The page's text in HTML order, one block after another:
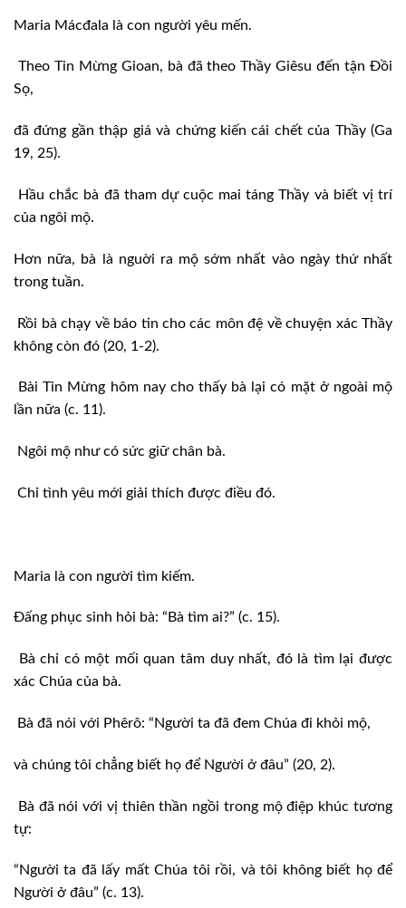
Maria Mácđala là con người yêu mến.
Theo Tin Mừng Gioan, bà đã theo Thầy Giêsu đến tận Đồi
Sọ,
đã đứng gần thập giá và chứng kiến cái chết của Thầy (Ga
19, 25).
Hầu chắc bà đã tham dự cuộc mai táng Thầy và biết vị trí
của ngôi mộ.
Hơn nữa, bà là nguời ra mộ sớm nhất vào ngày thứ nhất
trong tuần.
Rồi bà chạy về báo tin cho các môn đệ về chuyện xác Thầy
không còn đó (20, 1-2).
Bài Tin Mừng hôm nay cho thấy bà lại có mặt ở ngoài mộ
lần nữa (c. 11).
Ngôi mộ như có sức giữ chân bà.
Chỉ tình yêu mới giải thích được điều đó.
Maria là con người tìm kiếm.
Đấng phục sinh hỏi bà: “Bà tìm ai?” (c. 15).
Bà chỉ có một mối quan tâm duy nhất, đó là tìm lại được
xác Chúa của bà.
Bà đã nói với Phêrô: “Người ta đã đem Chúa đi khỏi mộ,
và chúng tôi chẳng biết họ để Người ở đâu” (20, 2).
Bà đã nói với vị thiên thần ngồi trong mộ điệp khúc tương
tự:
“Người ta đã lấy mất Chúa tôi rồi, và tôi không biết họ để
Người ở đâu” (c. 13).